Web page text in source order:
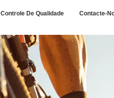
Controle De Qualidade Contacte-